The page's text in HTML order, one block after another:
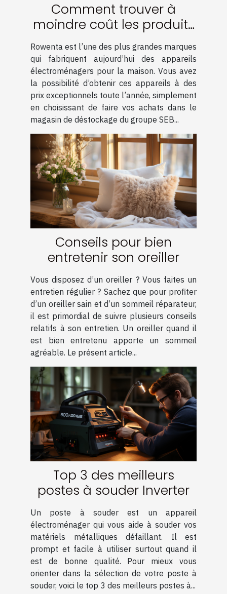
Comment trouver à
moindre coût les produits
de la marque Rowenta ?
Rowenta est l’une des plus grandes marques
qui fabriquent aujourd’hui des appareils
électroménagers pour la maison. Vous avez
la possibilité d’obtenir ces appareils à des
prix exceptionnels toute l’année, simplement
en choisissant de faire vos achats dans le
magasin de déstockage du groupe SEB...
Conseils pour bien
entretenir son oreiller
Vous disposez d’un oreiller ? Vous faites un
entretien régulier ? Sachez que pour profiter
d’un oreiller sain et d’un sommeil réparateur,
il est primordial de suivre plusieurs conseils
relatifs à son entretien. Un oreiller quand il
est bien entretenu apporte un sommeil
agréable. Le présent article...
Top 3 des meilleurs
postes à souder Inverter
Un poste à souder est un appareil
électroménager qui vous aide à souder vos
matériels métalliques défaillant. Il est
prompt et facile à utiliser surtout quand il
est de bonne qualité. Pour mieux vous
orienter dans la sélection de votre poste à
souder, voici le top 3 des meilleurs postes à...